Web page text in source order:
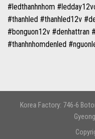
#ledthanhnhom
#thanhled #thanhled12v
#bonguon12v #denhattran
#thanhnhomdenled
Korea Factory: 746-6